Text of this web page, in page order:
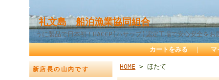
礼文島 船泊漁業協同組合
うに製品で日本初！HACCP(ハサップ)認定工場で安心安全をお
カートをみる ｜ マ
新店長の山内です HOME > ほたて